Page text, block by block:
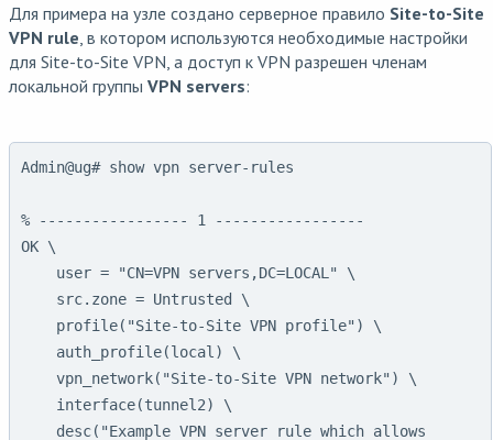
Для примера на узле создано серверное правило Site-to-Site
VPN rule , в котором используются необходимые настройки
для Site-to-Site VPN, а доступ к VPN разрешен членам
локальной группы VPN servers:
Admin@ug# show vpn server-rules
% ----------------- 1 -----------------
OK \